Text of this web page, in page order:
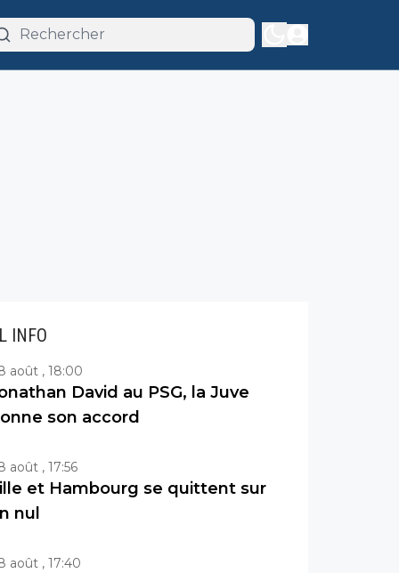
INFO
août , 18:00
David au PSG, la Juve
son accord
août , 17:56
et Hambourg se quittent sur
nul
août , 17:40